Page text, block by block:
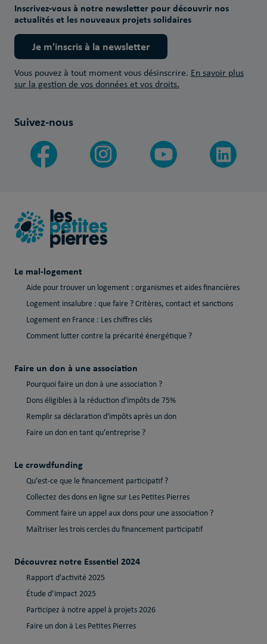
Inscrivez-vous à notre newsletter pour découvrir nos
actualités et les nouveaux projets solidaires
Je m'inscris à la newsletter
Vous pouvez à tout moment vous désinscrire. En savoir plus
sur la gestion de vos données et vos droits.
Suivez-nous
Le mal-logement
Aide pour trouver un logement : organismes et aides financières
Logement insalubre : que faire ? Critères, contact et sanctions
Logement en France : Les chiffres clés
Comment lutter contre la précarité énergétique ?
Faire un don à une association
Pourquoi faire un don à une association ?
Dons éligibles à la réduction d'impôts de 75%
Remplir sa déclaration d'impôts après un don
Faire un don en tant qu’entreprise ?
Le crowdfunding
Qu’est-ce que le financement participatif ?
Collectez des dons en ligne sur Les Petites Pierres
Comment faire un appel aux dons pour une association ?
Maîtriser les trois cercles du financement participatif
Découvrez notre Essentiel 2024
Rapport d’activité 2025
Étude d’impact 2025
Participez à notre appel à projets 2026
Faire un don à Les Petites Pierres